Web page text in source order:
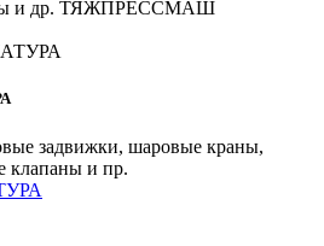
и др. ТЯЖПРЕССМАШ
задвижки, шаровые краны,
клапаны и пр.